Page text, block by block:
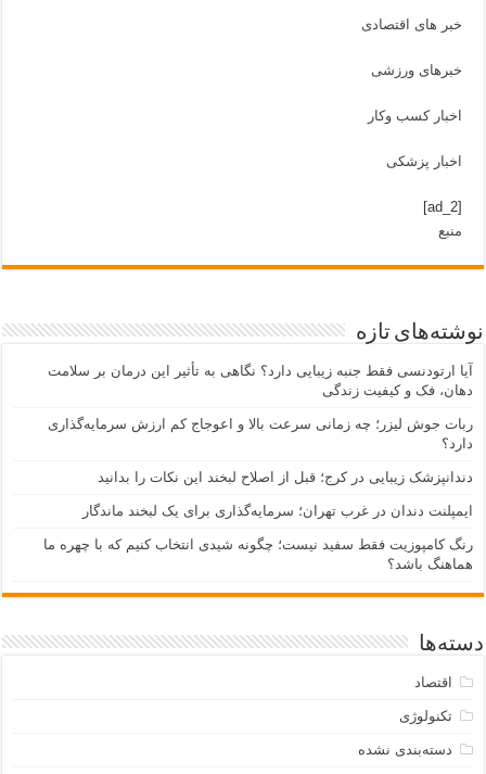
خبر های اقتصادی
خبرهای ورزشی
اخبار کسب وکار
اخبار پزشکی
[ad_2]
منبع
نوشته‌های تازه
آیا ارتودنسی فقط جنبه زیبایی دارد؟ نگاهی به تأثیر این درمان بر سلامت
دهان، فک و کیفیت زندگی
ربات جوش لیزر؛ چه زمانی سرعت بالا و اعوجاج کم ارزش سرمایه‌گذاری
دارد؟
دندانپزشک زیبایی در کرج؛ قبل از اصلاح لبخند این نکات را بدانید
ایمپلنت دندان در غرب تهران؛ سرمایه‌گذاری برای یک لبخند ماندگار
رنگ کامپوزیت فقط سفید نیست؛ چگونه شیدی انتخاب کنیم که با چهره ما
هماهنگ باشد؟
دسته‌ها
اقتصاد
تکنولوژی
دسته‌بندی نشده